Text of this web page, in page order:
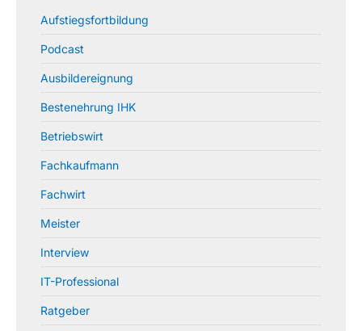
Aufstiegsfortbildung
Podcast
Ausbildereignung
Bestenehrung IHK
Betriebswirt
Fachkaufmann
Fachwirt
Meister
Interview
IT-Professional
Ratgeber